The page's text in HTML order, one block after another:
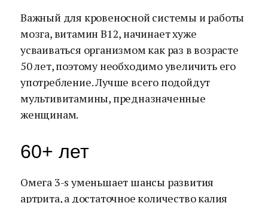
Важный для кровеносной системы и работы
мозга, витамин В12, начинает хуже
усваиваться организмом как раз в возрасте
50 лет, поэтому необходимо увеличить его
употребление. Лучше всего подойдут
мультивитамины, предназначенные
женщинам.
60+ лет
Омега 3-s уменьшает шансы развития
артрита, а достаточное количество калия